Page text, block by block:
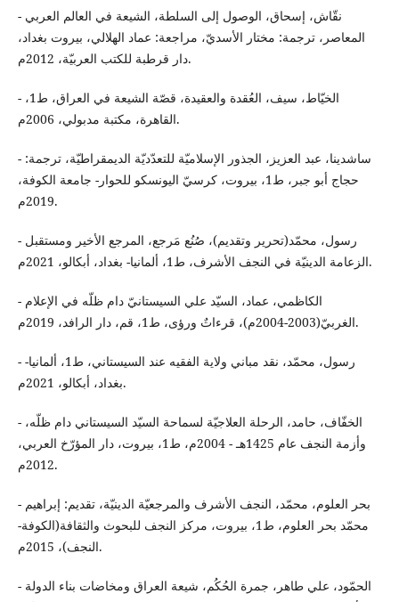
- نقّاش، إسحاق، الوصول إلى السلطة، الشيعة في العالم العربي
المعاصر، ترجمة: مختار الأسديّ، مراجعة: عماد الهلالي، بيروت بغداد،
دار قرطبة للكتب العربيّة، 2012م.
- الخيّاط، سيف، العُقدة والعقيدة، قصّة الشيعة في العراق، ط1،
القاهرة، مكتبة مدبولي، 2006م.
- ساشدينا، عبد العزيز، الجذور الإسلاميّة للتعدّديّة الديمقراطيّة، ترجمة:
حجاج أبو جبر، ط1، بيروت، كرسيّ اليونسكو للحوار- جامعة الكوفة،
2019م.
- رسول، محمّد(تحرير وتقديم)، صُنُع مَرجع، المرجع الأخير ومستقبل
الزعامة الدينيّة في النجف الأشرف، ط1، ألمانيا- بغداد، أبكالو، 2021م.
- الكاظمي، عماد، السيّد علي السيستانيّ دام ظلّه في الإعلام
الغربيّ(2003-2004م)، قرءاتٌ ورؤى، ط1، قم، دار الرافد، 2019م.
- رسول، محمّد، نقد مباني ولاية الفقيه عند السيستاني، ط1، ألمانيا-
بغداد، أبكالو، 2021م.
- الخفّاف، حامد، الرحلة العلاجيّة لسماحة السيّد السيستاني دام ظلّه،
وأزمة النجف عام 1425هـ - 2004م، ط1، بيروت، دار المؤرّخ العربي،
2012م.
- بحر العلوم، محمّد، النجف الأشرف والمرجعيّة الدينيّة، تقديم: إبراهيم
محمّد بحر العلوم، ط1، بيروت، مركز النجف للبحوث والثقافة(الكوفة-
النجف)، 2015م.
- الحمّود، علي طاهر، جمرة الحُكُم، شيعة العراق ومخاضات بناء الدولة